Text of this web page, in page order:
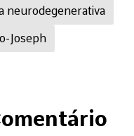
neurodegenerativa
Joseph